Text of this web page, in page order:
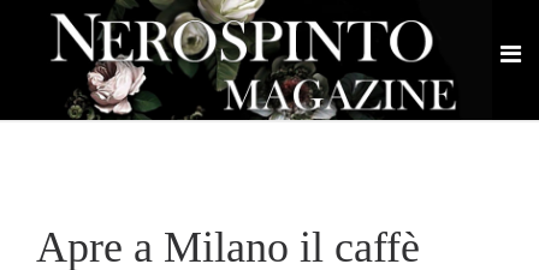
Apre a Milano il caffè